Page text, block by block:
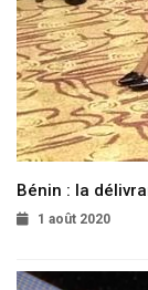
Bénin : la
1 août 2020